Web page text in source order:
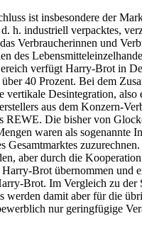
ist insbesondere der
h. industriell verpacktes,
Verbraucherinnen und
des
verfügt Harry-Brot in
40 Prozent. Bei dem
vertikale Desintegration, also
aus dem Konzern-
REWE. Die bisher von
waren als sogenannte
Gesamtmarktes
aber durch die
Harry-Brot übernommen und
Brot. Im Vergleich zu der
werden damit aber für die
nur geringfügige